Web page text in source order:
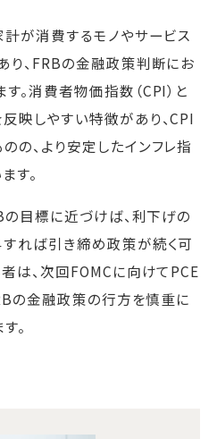
が消費するモノやサービス
、FRBの金融政策判断にお
。消費者物価指数（CPI）と
映しやすい特徴があり、CPI
の、より安定したインフレ指
す。
目標に近づけば、利下げの
れば引き締め政策が続く可
は、次回FOMCに向けてPCE
の金融政策の行方を慎重に
。